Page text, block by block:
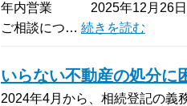
年内営業 2025年12月26日
ご相談につ… 続きを読む
いらない不動産の処分に
2024年4月から、相続登記の義